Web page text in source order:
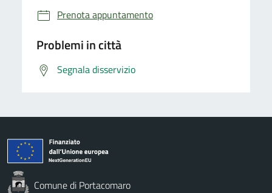
Prenota appuntamento
Problemi in città
Segnala disservizio
Comune di Portacomaro